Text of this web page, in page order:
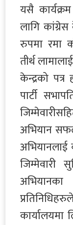
यसै
लागि कांग्रेस
रुपमा रमा
तीर्थ
केन्द्रको पत्र
पार्टी
अभियान
अभियानलाई
जिम्मेवारी